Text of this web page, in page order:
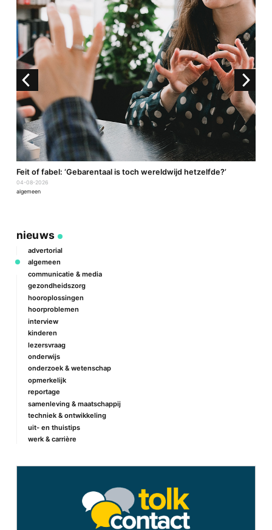
Feit of fabel: ‘Gebarentaal is toch wereldwijd hetzelfde?’
04-08-2026
algemeen
nieuws
advertorial
algemeen
communicatie & media
gezondheidszorg
hooroplossingen
hoorproblemen
interview
kinderen
lezersvraag
onderwijs
onderzoek & wetenschap
opmerkelijk
reportage
samenleving & maatschappij
techniek & ontwikkeling
uit- en thuistips
werk & carrière